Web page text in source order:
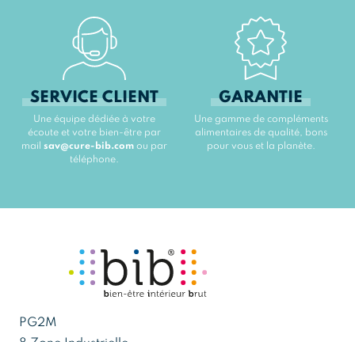
SERVICE CLIENT
Une équipe dédiée à votre
écoute et votre bien-être par
mail sav@cure-bib.com ou par
téléphone.
GARANTIE
Une gamme de compléments
alimentaires de qualité, bons
pour vous et la planète.
PG2M